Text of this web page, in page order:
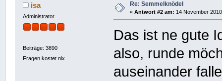
isa
Administrator
Beiträge: 3890
Fragen kostet nix
Re: Semmelknödel
« Antwort #2 am: 14 November
Das ist ne gute
also, runde
auseinander